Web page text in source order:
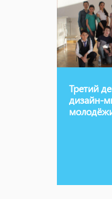
Третий
дизайн-